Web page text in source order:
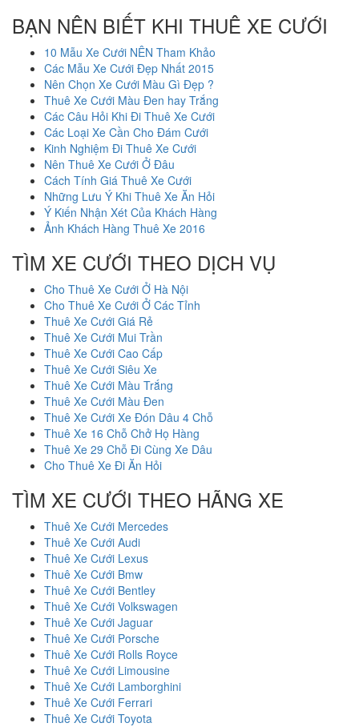
BẠN NÊN BIẾT KHI THUÊ XE CƯỚI
10 Mẫu Xe Cưới NÊN Tham Khảo
Các Mẫu Xe Cưới Đẹp Nhất 2015
Nên Chọn Xe Cưới Màu Gì Đẹp ?
Thuê Xe Cưới Màu Đen hay Trắng
Các Câu Hỏi Khi Đi Thuê Xe Cưới
Các Loại Xe Cần Cho Đám Cưới
Kinh Nghiệm Đi Thuê Xe Cưới
Nên Thuê Xe Cưới Ở Đâu
Cách Tính Giá Thuê Xe Cưới
Những Lưu Ý Khi Thuê Xe Ăn Hỏi
Ý Kiến Nhận Xét Của Khách Hàng
Ảnh Khách Hàng Thuê Xe 2016
TÌM XE CƯỚI THEO DỊCH VỤ
Cho Thuê Xe Cưới Ở Hà Nội
Cho Thuê Xe Cưới Ở Các Tỉnh
Thuê Xe Cưới Giá Rẻ
Thuê Xe Cưới Mui Trần
Thuê Xe Cưới Cao Cấp
Thuê Xe Cưới Siêu Xe
Thuê Xe Cưới Màu Trắng
Thuê Xe Cưới Màu Đen
Thuê Xe Cưới Xe Đón Dâu 4 Chỗ
Thuê Xe 16 Chỗ Chở Họ Hàng
Thuê Xe 29 Chỗ Đi Cùng Xe Dâu
Cho Thuê Xe Đi Ăn Hỏi
TÌM XE CƯỚI THEO HÃNG XE
Thuê Xe Cưới Mercedes
Thuê Xe Cưới Audi
Thuê Xe Cưới Lexus
Thuê Xe Cưới Bmw
Thuê Xe Cưới Bentley
Thuê Xe Cưới Volkswagen
Thuê Xe Cưới Jaguar
Thuê Xe Cưới Porsche
Thuê Xe Cưới Rolls Royce
Thuê Xe Cưới Limousine
Thuê Xe Cưới Lamborghini
Thuê Xe Cưới Ferrari
Thuê Xe Cưới Toyota